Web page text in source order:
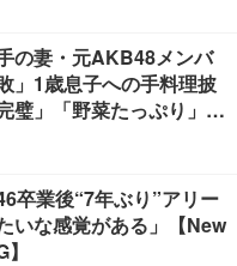
の妻・元AKB48メンバ
」1歳息子への手料理披
璧」「野菜たっぷり」の
卒業後“7年ぶり”アリー
いな感覚がある」【New